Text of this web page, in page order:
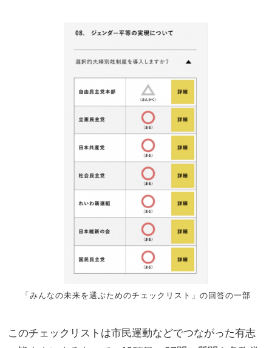
「みんなの未来を選ぶためのチェックリスト」の回答の一部
このチェックリストは市民運動などでつながった有志